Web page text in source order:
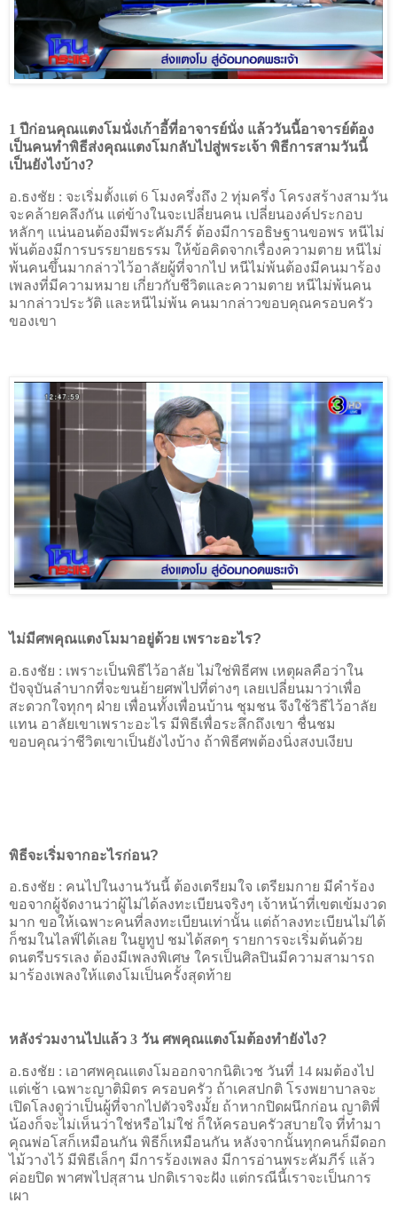
1 ปีก่อนคุณแตงโมนั่งเก้าอี้ที่อาจารย์นั่ง แล้ววันนี้อาจารย์ต้อง
เป็นคนทำพิธีส่งคุณแตงโมกลับไปสู่พระเจ้า พิธีการสามวันนี้
เป็นยังไงบ้าง?
อ.ธงชัย : จะเริ่มตั้งแต่ 6 โมงครึ่งถึง 2 ทุ่มครึ่ง โครงสร้างสามวัน
จะคล้ายคลึงกัน แต่ข้างในจะเปลี่ยนคน เปลี่ยนองค์ประกอบ
หลักๆ แน่นอนต้องมีพระคัมภีร์ ต้องมีการอธิษฐานขอพร หนีไม่
พ้นต้องมีการบรรยายธรรม ให้ข้อคิดจากเรื่องความตาย หนีไม่
พ้นคนขึ้นมากล่าวไว้อาลัยผู้ที่จากไป หนีไม่พ้นต้องมีคนมาร้อง
เพลงที่มีความหมาย เกี่ยวกับชีวิตและความตาย หนีไม่พ้นคน
มากล่าวประวัติ และหนีไม่พ้น คนมากล่าวขอบคุณครอบครัว
ของเขา
ไม่มีศพคุณแตงโมมาอยู่ด้วย เพราะอะไร?
อ.ธงชัย : เพราะเป็นพิธีไว้อาลัย ไม่ใช่พิธีศพ เหตุผลคือว่าใน
ปัจจุบันลำบากที่จะขนย้ายศพไปที่ต่างๆ เลยเปลี่ยนมาว่าเพื่อ
สะดวกใจทุกๆ ฝ่าย เพื่อนทั้งเพื่อนบ้าน ชุมชน จึงใช้วิธีไว้อาลัย
แทน อาลัยเขาเพราะอะไร มีพิธีเพื่อระลึกถึงเขา ชื่นชม
ขอบคุณว่าชีวิตเขาเป็นยังไงบ้าง ถ้าพิธีศพต้องนิ่งสงบเงียบ
พิธีจะเริ่มจากอะไรก่อน?
อ.ธงชัย : คนไปในงานวันนี้ ต้องเตรียมใจ เตรียมกาย มีคำร้อง
ขอจากผู้จัดงานว่าผู้ไม่ได้ลงทะเบียนจริงๆ เจ้าหน้าที่เขตเข้มงวด
มาก ขอให้เฉพาะคนที่ลงทะเบียนเท่านั้น แต่ถ้าลงทะเบียนไม่ได้
ก็ชมในไลฟ์ได้เลย ในยูทูป ชมได้สดๆ รายการจะเริ่มต้นด้วย
ดนตรีบรรเลง ต้องมีเพลงพิเศษ ใครเป็นศิลปินมีความสามารถ
มาร้องเพลงให้แตงโมเป็นครั้งสุดท้าย
หลังร่วมงานไปแล้ว 3 วัน ศพคุณแตงโมต้องทำยังไง?
อ.ธงชัย : เอาศพคุณแตงโมออกจากนิติเวช วันที่ 14 ผมต้องไป
แต่เช้า เฉพาะญาติมิตร ครอบครัว ถ้าเคสปกติ โรงพยาบาลจะ
เปิดโลงดูว่าเป็นผู้ที่จากไปตัวจริงมั้ย ถ้าหากปิดผนึกก่อน ญาติพี่
น้องก็จะไม่เห็นว่าใช่หรือไม่ใช่ ก็ให้ครอบครัวสบายใจ ที่ทำมา
คุณพ่อโสก็เหมือนกัน พิธีก็เหมือนกัน หลังจากนั้นทุกคนก็มีดอก
ไม้วางไว้ มีพิธีเล็กๆ มีการร้องเพลง มีการอ่านพระคัมภีร์ แล้ว
ค่อยปิด พาศพไปสุสาน ปกติเราจะฝัง แต่กรณีนี้เราจะเป็นการ
เผา